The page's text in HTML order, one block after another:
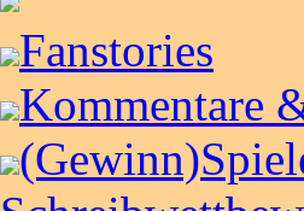
Fanstories
Kommentare